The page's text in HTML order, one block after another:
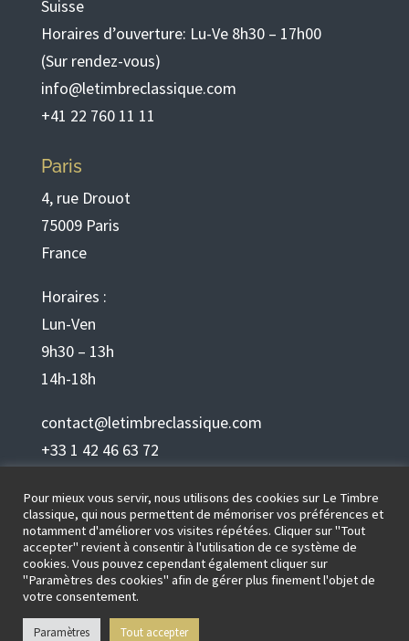
Suisse
Horaires d’ouverture: Lu-Ve 8h30 – 17h00
(Sur rendez-vous)
info@letimbreclassique.com
+41 22 760 11 11
Paris
4, rue Drouot
75009 Paris
France
Horaires :
Lun-Ven
9h30 – 13h
14h-18h
contact@letimbreclassique.com
+33 1 42 46 63 72
Français
Mentions légales
Pour mieux vous servir, nous utilisons des cookies sur Le Timbre
classique, qui nous permettent de mémoriser vos préférences et
notamment d'améliorer vos visites répétées. Cliquer sur "Tout
accepter" revient à consentir à l'utilisation de ce système de
cookies. Vous pouvez cependant également cliquer sur
"Paramètres des cookies" afin de gérer plus finement l'objet de
votre consentement.
Paramètres Tout accepter